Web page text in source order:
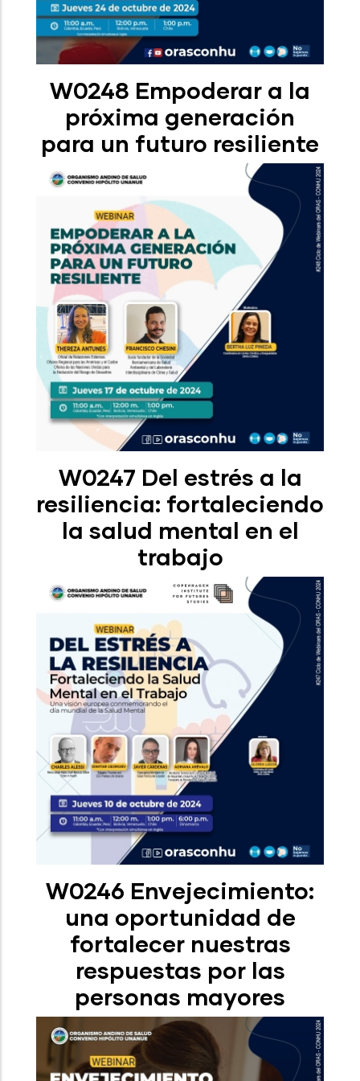
W0248 Empoderar a la
próxima generación
para un futuro resiliente
W0247 Del estrés a la
resiliencia: fortaleciendo
la salud mental en el
trabajo
W0246 Envejecimiento:
una oportunidad de
fortalecer nuestras
respuestas por las
personas mayores